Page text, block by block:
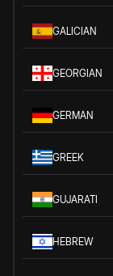
GALICIAN
GEORGIAN
GERMAN
GREEK
GUJARATI
HEBREW